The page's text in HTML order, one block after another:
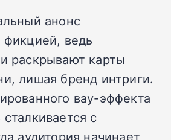
анонс
фикцией, ведь
раскрывают карты
лишая бренд интриги.
вау-эффекта
с
аудитория начинает